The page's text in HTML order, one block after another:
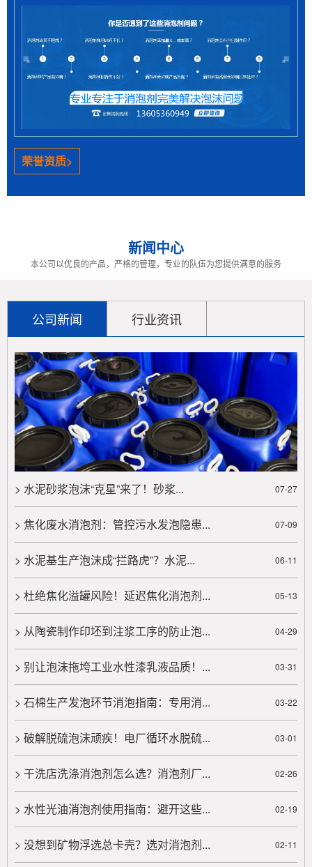
荣誉资质>
新闻中心
本公司以优良的产品，严格的管理，专业的队伍为您提供满意的服务
公司新闻 行业资讯
> 水泥砂浆泡沫“克星”来了！砂浆... 07-27
> 焦化废水消泡剂：管控污水发泡隐患... 07-09
> 水泥基生产泡沫成“拦路虎”？水泥... 06-11
> 杜绝焦化溢罐风险！延迟焦化消泡剂... 05-13
> 从陶瓷制作印坯到注浆工序的防止泡... 04-29
> 别让泡沫拖垮工业水性漆乳液品质！... 03-31
> 石棉生产发泡环节消泡指南：专用消... 03-22
> 破解脱硫泡沫顽疾！电厂循环水脱硫... 03-01
> 干洗店洗涤消泡剂怎么选？消泡剂厂... 02-26
> 水性光油消泡剂使用指南：避开这些... 02-19
> 没想到矿物浮选总卡壳？选对消泡剂... 02-11
> 废水消泡剂，快速消除生化池顽固泡沫，防止溢流与菌胶团破坏，提升污水处理效率与出水水质
废水消泡剂是污水处理关键辅料，能快速消除生化池
顽固泡沫，防止溢流与菌胶团破坏，提升处理效率及水
质。生化池泡沫源于化学、生......
> 切削液生产泡沫泛滥？隐形杀手无需慌，消泡剂力挽狂澜轻松搞定
产品质量、生产进度与成本，成为“隐形杀手”。传统除泡
方式效果不佳，而专业切......
> 5 种核心消泡剂检测方法你了解多少？这里有部分答案……
环保政策推动下水性体系产品发展，但易因表面活性
剂产生泡沫，普通消泡剂效果不佳且影响产品质量。无
色透明水性消泡剂成优选方案......
> 聚醚消泡剂的优缺点解析 工业应用适配性与改进方向
聚醚消泡剂凭借优异的抑泡性、稳定性和水溶性，广
泛应用于多个工业领域，尤其在强碱和高温环境下表现
> 脱模剂泡沫棘手？赛洋矿物油消泡剂帮你轻松解决！
在塑料、橡胶等制品生产中，脱模剂引发的泡沫问题
推出的矿物油消泡剂，通过快......
> 高速磨削油消泡剂：提升加工效率的关键利器
高速磨削中泡沫问题影响加工，消泡剂可解决。赛洋
消泡剂凭借高效消泡、相容性好、环保安全等优势脱颖
而出，有应用案例佐证。选型......
> 农药泡沫问题大揭秘：杀苗除草专用消泡剂从起泡原因到解决方法，一文读懂！
农药使用中泡沫问题影响药效和环境，成因包括表面
活性剂、机械搅拌、水质及温度等因素。泡沫导致药效
降低、资源浪费、环境污染和......
> 在动液传动中液压油不可避免的存在起泡沫的问题该如何解决？
如何解决？...
> 潍坊赛洋介绍影响泡沫稳定性的主要因素
潍坊赛洋介绍影响泡沫稳定性的主要因素。实际存在
的泡沫总是同时受到几种因素的综合作用...
> 消泡剂分析烃链长度不同的脂肪酸皂临界胶束浓度及泡沫稳定性
在泡沫体系中引入第三种成份，与原有的表面活性剂
水 &qu......